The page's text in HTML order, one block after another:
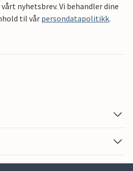
nyhetsbrev. Vi behandler dine
til vår persondatapolitikk.